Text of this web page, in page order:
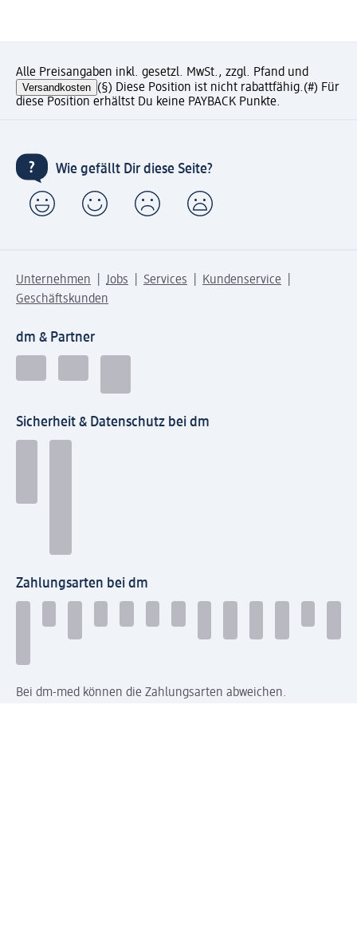
Alle Preisangaben inkl. gesetzl. MwSt., zzgl. Pfand und
Versandkosten (§) Diese Position ist nicht rabattfähig.(#) Für
diese Position erhältst Du keine PAYBACK Punkte.
Wie gefällt Dir diese Seite?
Unternehmen Jobs Services
Kundenservice
Geschäftskunden
dm & Partner
Sicherheit & Datenschutz bei dm
Zahlungsarten bei dm
Bei dm-med können die Zahlungsarten abweichen.